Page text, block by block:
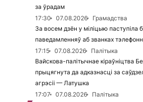
за ўрадам
17:30
07.08.2026
Грамадства
За восем дзён у міліцыю паступіла
паведамленняў аб званках
17:15
07.08.2026
Палітыка
Вайскова-палітычнае кіраўніцтва
прыцягнута да адказнасці за
агрэсіі — Латушка
17:07
07.08.2026
Палітыка